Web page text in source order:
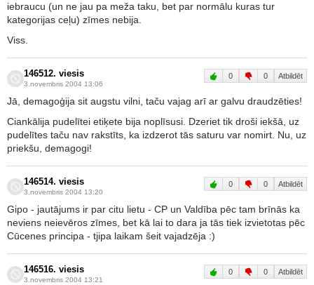
iebraucu (un ne jau pa meža taku, bet par normālu kuras tur
kategorijas ceļu) zīmes nebija.
Viss.
146512. viesis
3.novembris 2004 13:06
0 0 Atbildēt
Jā, demagoģija sit augstu vilni, taču vajag arī ar galvu draudzēties!
Ciankālija pudelītei etiķete bija noplīsusi. Dzeriet tik droši iekšā, uz
pudelītes taču nav rakstīts, ka izdzerot tās saturu var nomirt. Nu, uz
priekšu, demagogi!
146514. viesis
3.novembris 2004 13:20
0 0 Atbildēt
Gipo - jautājums ir par citu lietu - CP un Valdība pēc tam brīnās ka
neviens neievēros zīmes, bet kā lai to dara ja tās tiek izvietotas pēc
Cūcenes principa - tjipa laikam šeit vajadzēja :)
146516. viesis
3.novembris 2004 13:21
0 0 Atbildēt